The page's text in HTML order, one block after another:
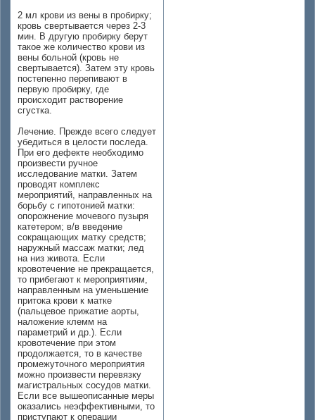
2 мл крови из вены в пробирку;
кровь свертывается через 2-3
мин. В другую пробирку берут
такое же количество крови из
вены больной (кровь не
свертывается). Затем эту кровь
постепенно перепивают в
первую пробирку, где
происходит растворение
сгустка.
Лечение. Прежде всего следует
убедиться в целости последа.
При его дефекте необходимо
произвести ручное
исследование матки. Затем
проводят комплекс
мероприятий, направленных на
борьбу с гипотонией матки:
опорожнение мочевого пузыря
катетером; в/в введение
сокращающих матку средств;
наружный массаж матки; лед
на низ живота. Если
кровотечение не прекращается,
то прибегают к мероприятиям,
направленным на уменьшение
притока крови к матке
(пальцевое прижатие аорты,
наложение клемм на
параметрий и др.). Если
кровотечение при этом
продолжается, то в качестве
промежуточного мероприятия
можно произвести перевязку
магистральных сосудов матки.
Если все вышеописанные меры
оказались неэффективными, то
приступают к операции